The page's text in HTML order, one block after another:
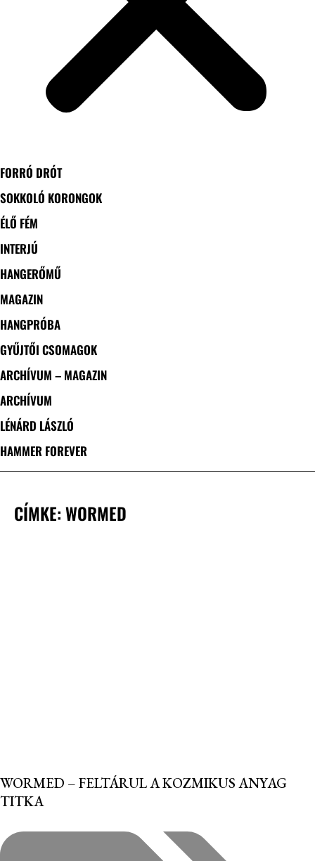
FORRÓ DRÓT
SOKKOLÓ KORONGOK
ÉLŐ FÉM
INTERJÚ
HANGERŐMŰ
MAGAZIN
HANGPRÓBA
GYŰJTŐI CSOMAGOK
ARCHÍVUM – MAGAZIN
ARCHÍVUM
LÉNÁRD LÁSZLÓ
HAMMER FOREVER
CÍMKE: WORMED
WORMED – FELTÁRUL A KOZMIKUS ANYAG
TITKA